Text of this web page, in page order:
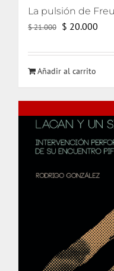
$21.000 El
original
era:
$ 20.000
Añadir al carrito